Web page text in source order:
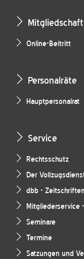
Mitgliedschaft
Online-Beitritt
Personalräte
Hauptpersonalrat
Service
Rechtsschutz
Der
dbb -
Mitgliederservice
Seminare
Termine
Satzungen und